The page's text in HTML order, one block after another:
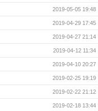
2019-05-05 19:48
2019-04-29 17:45
2019-04-27 21:14
2019-04-12 11:34
2019-04-10 20:27
2019-02-25 19:19
2019-02-22 21:12
2019-02-18 13:44